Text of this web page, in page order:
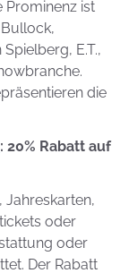
Prominenz ist
E.T.,
die
: 20% Rabatt auf
Jahreskarten,
oder
oder
Der Rabatt